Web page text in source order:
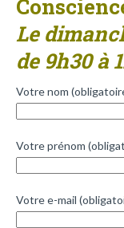
Le
de 9h30 à
Votre nom
Votre prénom
Votre e-mail